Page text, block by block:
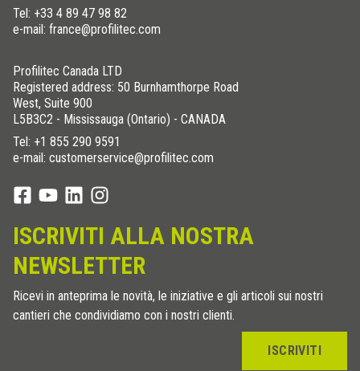
Tel: +33 4 89 47 98 82
e-mail: france@profilitec.com
Profilitec Canada LTD
Registered address: 50 Burnhamthorpe Road
West, Suite 900
L5B3C2 - Mississauga (Ontario) - CANADA
Tel: +1 855 290 9591
e-mail: customerservice@profilitec.com
ISCRIVITI ALLA NOSTRA
NEWSLETTER
Ricevi in anteprima le novità, le iniziative e gli articoli sui nostri
cantieri che condividiamo con i nostri clienti.
ISCRIVITI